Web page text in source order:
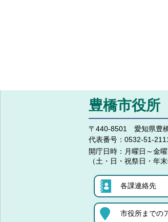
豊橋市役所
〒440-8501 愛知県豊
代表番号： 0532-51-
開庁日時： 月曜日～金
（土・日・祝祭日・年
各課連絡先
市役所までの